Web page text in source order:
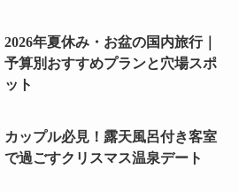
2026年夏休み・お盆の国内旅行｜
予算別おすすめプランと穴場スポ
ット
カップル必見！露天風呂付き客室
で過ごすクリスマス温泉デート